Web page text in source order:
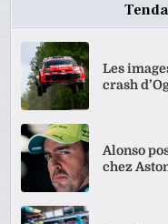
Les
crash
Alonso
chez